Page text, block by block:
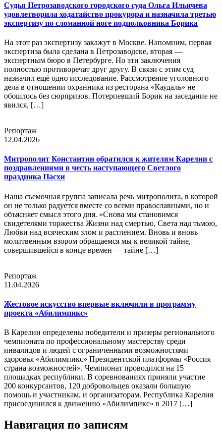
Судья Петрозаводского городского суда Ольга Ильичева
удовлетворила ходатайство прокурора и назначила третью
экспертизу по сломанной ноге подполковника Борика
На этот раз экспертизу закажут в Москве. Напомним, первая
экспертиза была сделана в Петрозаводске, вторая —
экспертным бюро в Петербурге. Но эти заключения
полностью противоречат друг другу. В связи с этим суд
назначил ещё одно исследование. Рассмотрение уголовного
дела в отношении охранника из ресторана «Каудаль» не
обошлось без сюрпризов. Потерпевший Борик на заседание не
явился, […]
Репортаж
12.04.2026
Митрополит Константин обратился к жителям Карелии с
поздравлениями в честь наступающего Светлого
праздника Пасхи
Наша съемочная группа записала речь митрополита, в которой
он не только радуется вместе со всеми православными, но и
объясняет смысл этого дня. «Снова мы становимся
свидетелями торжества Жизни над смертью, Света над тьмою,
Любви над всяческим злом и растлением. Вновь и вновь
молитвенным взором обращаемся мы к великой тайне,
совершившейся в конце времен — тайне […]
Репортаж
11.04.2026
Жестовое искусство впервые включили в программу
проекта «Абилимпикс»
В Карелии определены победители и призеры регионального
чемпионата по профессиональному мастерству среди
инвалидов и людей с ограниченными возможностями
здоровья «Абилимпикс» Президентской платформы «Россия –
страна возможностей». Чемпионат проводился на 15
площадках республики. В соревнованиях приняли участие
200 конкурсантов, 120 добровольцев оказали большую
помощь и участникам, и организаторам. Республика Карелия
присоединился к движению «Абилимпикс» в 2017 […]
Навигация по записям